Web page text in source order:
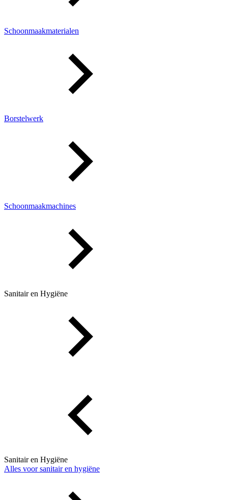
Schoonmaakmaterialen
Borstelwerk
Schoonmaakmachines
Sanitair en Hygiëne
Sanitair en Hygiëne
Alles voor sanitair en hygiëne